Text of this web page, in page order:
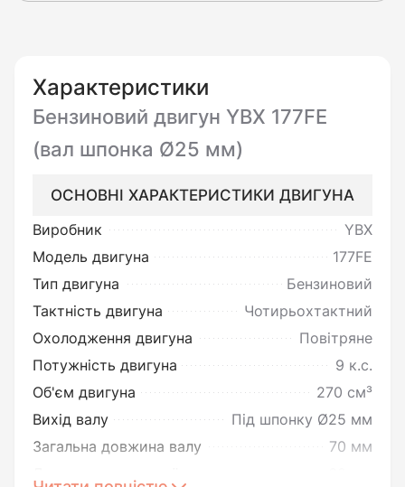
Характеристики
Бензиновий двигун YBX 177FE
(вал шпонка Ø25 мм)
ОСНОВНІ ХАРАКТЕРИСТИКИ ДВИГУНА
Виробник
YBX
Модель двигуна
177FE
Тип двигуна
Бензиновий
Тактність двигуна
Чотирьохтактний
Охолодження двигуна
Повітряне
Потужність двигуна
9 к.с.
Об'єм двигуна
270 см³
Вихід валу
Під шпонку Ø25 мм
Загальна довжина валу
70 мм